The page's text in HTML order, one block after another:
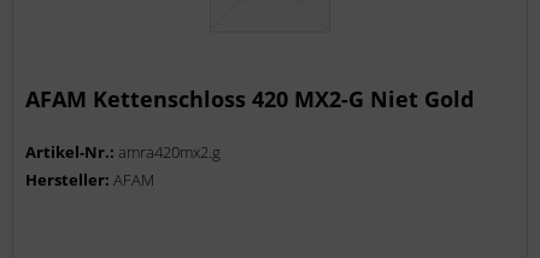
AFAM Kettenschloss 420 MX2-G Niet Gold
Artikel-Nr.: amra420mx2.g
Hersteller:AFAM